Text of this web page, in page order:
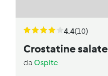
4.4(10)
Crostatine salate
da Ospite